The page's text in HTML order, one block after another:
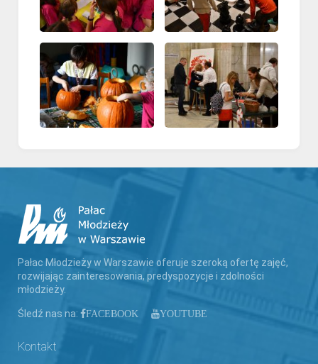
Pałac Młodzieży w Warszawie oferuje szeroką ofertę zajęć,
rozwijając zainteresowania, predyspozycje i zdolności
młodzieży.
Śledź nas na: FACEBOOK YOUTUBE
Kontakt